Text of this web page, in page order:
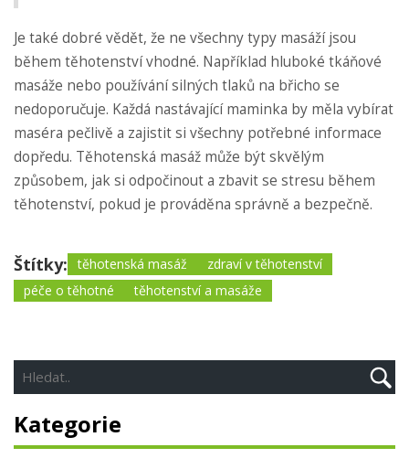
Je také dobré vědět, že ne všechny typy masáží jsou
během těhotenství vhodné. Například hluboké tkáňové
masáže nebo používání silných tlaků na břicho se
nedoporučuje. Každá nastávající maminka by měla vybírat
maséra pečlivě a zajistit si všechny potřebné informace
dopředu. Těhotenská masáž může být skvělým
způsobem, jak si odpočinout a zbavit se stresu během
těhotenství, pokud je prováděna správně a bezpečně.
Štítky: těhotenská masáž
zdraví v těhotenství
péče o těhotné
těhotenství a masáže
Kategorie